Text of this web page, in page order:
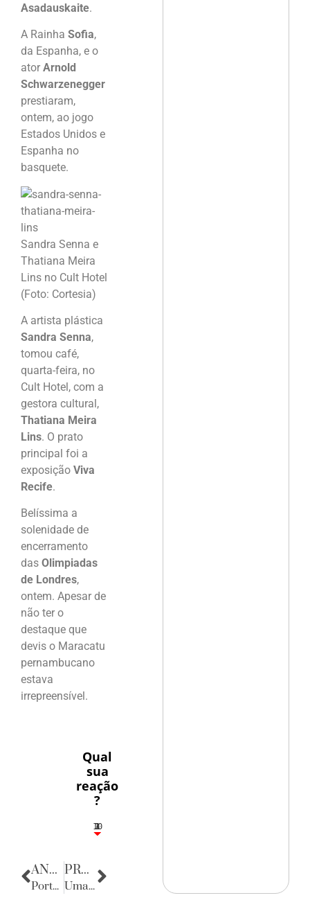
Asadauskaite.
A Rainha Sofia,
da Espanha, e o
ator Arnold
Schwarzenegger
prestiaram,
ontem, ao jogo
Estados Unidos e
Espanha no
basquete.
Sandra Senna e
Thatiana Meira
Lins no Cult Hotel
(Foto: Cortesia)
A artista plástica
Sandra Senna,
tomou café,
quarta-feira, no
Cult Hotel, com a
gestora cultural,
Thatiana Meira
Lins. O prato
principal foi a
exposição Viva
Recife.
Belíssima a
solenidade de
encerramento
das Olimpiadas
de Londres,
ontem. Apesar de
não ter o
destaque que
devis o Maracatu
pernambucano
estava
irrepreensível.
Qual
sua
reação
?
3
1
1
2
10
ANTERIOR
Porta Retratos
PRÓXIMA
Uma noite de cultura